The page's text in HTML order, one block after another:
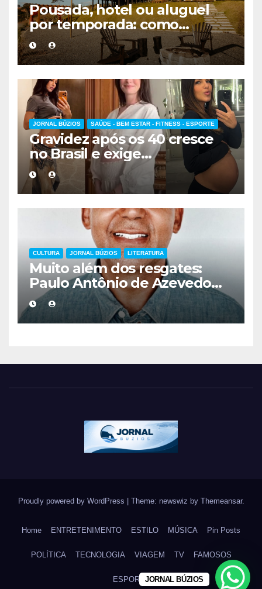
Pousada, hotel ou aluguel
por temporada: como
escolher a melhor
hospedagem
JORNAL BÚZIOS SAÚDE - BEM ESTAR - FITNESS - ESPORTE
Gravidez após os 40 cresce
no Brasil e exige
acompanhamento médico
mais cuidadoso
CULTURA JORNAL BÚZIOS LITERATURA
Muito além dos resgates:
Paulo Antônio de Azevedo
eterniza a coragem, a
humanidade e a missão dos
guarda-vidas na literatura
Proudly powered by WordPress | Theme: newswiz by Themeansar.
Home ENTRETENIMENTO ESTILO MÚSICA Pin Posts
POLÍTICA TECNOLOGIA VIAGEM TV FAMOSOS
ESPORTEJORNAL BÚZIOS